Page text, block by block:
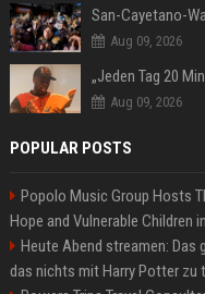
Aug 09, 2026
Aug 09, 2026
POPULAR POSTS
Popolo Music Group Hosts
Hope and Vulnerable Children
Heute Abend streamen: Das
das nichts mit Harry Potter zu